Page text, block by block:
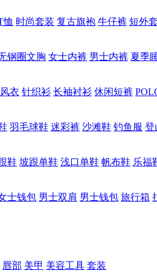
恤 时尚套装 复古旗袍 牛仔裤 短外
钢圈文胸 女士内裤 男士内裤 夏季
风衣 针织衫 长袖衬衫 休闲短裤
羽毛球鞋 迷彩裤 沙滩鞋 钓鱼服 登
鞋 坡跟单鞋 浅口单鞋 帆布鞋 乐福
士钱包 男士双肩 男士钱包 旅行箱
唇部 美甲 美容工具 套装